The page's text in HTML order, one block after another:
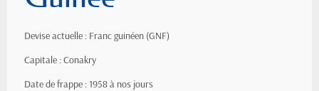
Devise actuelle : Franc guinéen (GNF)
Capitale : Conakry
Date de frappe : 1958 à nos jours